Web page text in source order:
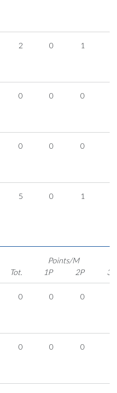
2 0 1
0 0 0
0 0 0
5 0 1
Points/M
Tot.
1P 2P 3P
0 0 0
0 0 0